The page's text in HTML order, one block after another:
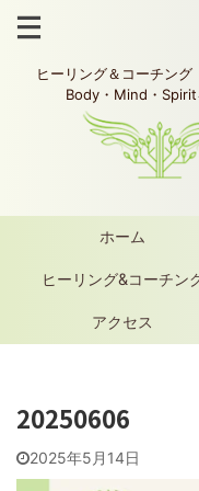
ヒーリング＆コーチン
Body・Mind・Spirit
ホーム
ヒーリング&コーチン
アクセス
20250606
2025年5月14日